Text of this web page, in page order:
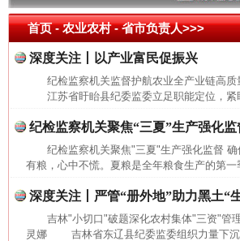
首页- 农业农村 -省市负责人>>>
深度关注丨以产业富民促振兴
纪检监察机关监督护航农业全产业链高
江苏省盱眙县纪委监委立足职能定位，紧
纪检监察机关聚焦“三夏”生产强化
纪检监察机关聚焦"三夏"生产强化监督
有粮，心中不慌。夏粮是全年粮食生产的第
深度关注丨严管“册外地”助力黑土“
吉林"小切口"破题深化农村集体"三资"管
灵娜 吉林省东辽县纪委监委组织力量下沉
网上购药对药下症？